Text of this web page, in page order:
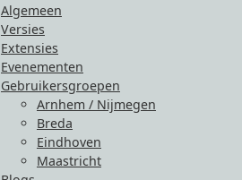
Algemeen
Versies
Extensies
Evenementen
Gebruikersgroepen
Arnhem / Nijmegen
Breda
Eindhoven
Maastricht